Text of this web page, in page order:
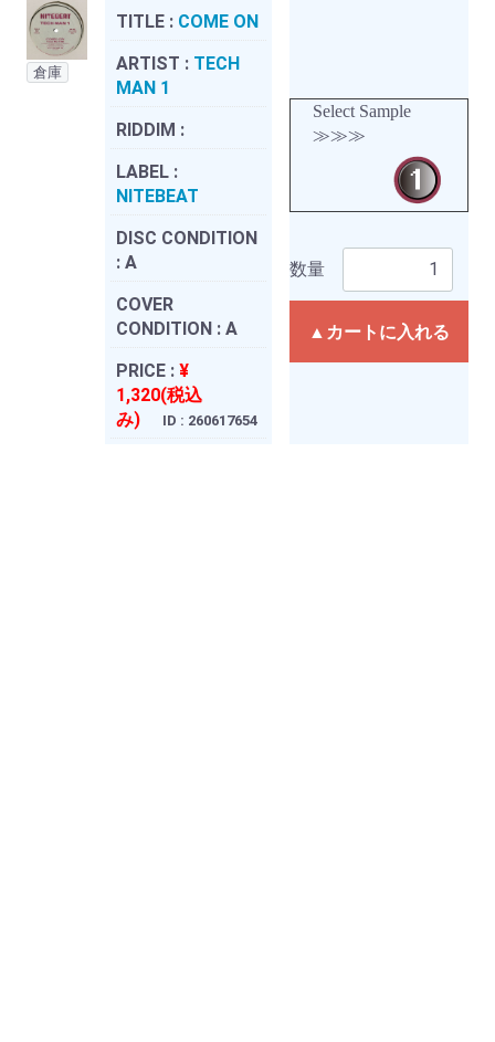
倉庫
TITLE : COME ON
ARTIST : TECH
MAN 1
RIDDIM :
LABEL :
NITEBEAT
DISC CONDITION
: A
COVER
CONDITION : A
PRICE : ¥
1,320(税込
み)
ID : 260617654
Select Sample
≫≫≫
数量
▲カートに入れる